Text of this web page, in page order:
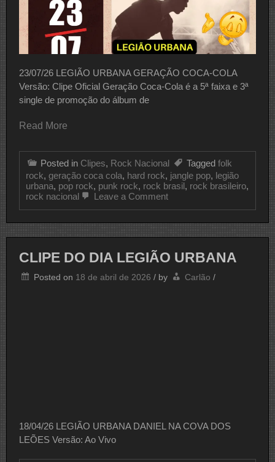
23/07/26 LEGIÃO URBANA GERAÇÃO COCA-COLA
Versão: Clipe Oficial Geração Coca-Cola é a 5ª faixa e 3ª
single de promoção do álbum de
Read More
Posted in Clipes, Rock Nacional Tagged folk
rock, geração coca cola, hard rock, jangle pop, legião
urbana, pop rock, punk rock, rock brasil, rock brasileiro,
rock nacional
Leave a Commenton
LEGIÃO
CLIPE DO DIA LEGIÃO URBANA
Posted on 18 de abril de 2026 / by Carlão /
18/04/26 LEGIÃO URBANA DANIEL NA COVA DOS
LEÕES Versão: Ao Vivo